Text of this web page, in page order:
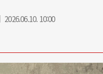
2026.06.10. 10:00